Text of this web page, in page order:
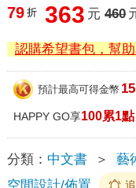
79 折 363 元 460
認購希望書包，幫
預計最高可得金幣 15
HAPPY GO享100累1
分類： 中文書 ＞ 藝
空間設計/佈置